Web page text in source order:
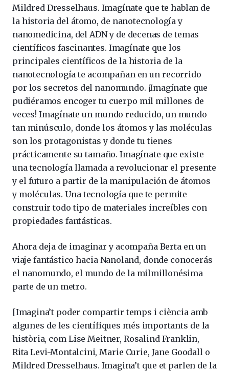
Mildred Dresselhaus. Imagínate que te hablan de
la historia del átomo, de nanotecnología y
nanomedicina, del ADN y de decenas de temas
científicos fascinantes. Imagínate que los
principales científicos de la historia de la
nanotecnología te acompañan en un recorrido
por los secretos del nanomundo. ¡Imagínate que
pudiéramos encoger tu cuerpo mil millones de
veces! Imagínate un mundo reducido, un mundo
tan minúsculo, donde los átomos y las moléculas
son los protagonistas y donde tu tienes
prácticamente su tamaño. Imagínate que existe
una tecnología llamada a revolucionar el presente
y el futuro a partir de la manipulación de átomos
y moléculas. Una tecnología que te permite
construir todo tipo de materiales increíbles con
propiedades fantásticas.
Ahora deja de imaginar y acompaña Berta en un
viaje fantástico hacia Nanoland, donde conocerás
el nanomundo, el mundo de la milmillonésima
parte de un metro.
[Imagina’t poder compartir temps i ciència amb
algunes de les científiques més importants de la
història, com Lise Meitner, Rosalind Franklin,
Rita Levi-Montalcini, Marie Curie, Jane Goodall o
Mildred Dresselhaus. Imagina’t que et parlen de la